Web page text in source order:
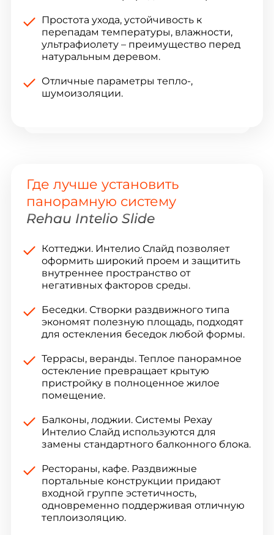
Простота ухода, устойчивость к
перепадам температуры, влажности,
ультрафиолету – преимущество перед
натуральным деревом.
Отличные параметры тепло-,
шумоизоляции.
Где лучше установить
панорамную систему
Rehau Intelio Slide
Коттеджи. Интелио Слайд позволяет
оформить широкий проем и защитить
внутреннее пространство от
негативных факторов среды.
Беседки. Створки раздвижного типа
экономят полезную площадь, подходят
для остекления беседок любой формы.
Террасы, веранды. Теплое панорамное
остекление превращает крытую
пристройку в полноценное жилое
помещение.
Балконы, лоджии. Системы Рехау
Интелио Слайд используются для
замены стандартного балконного блока.
Рестораны, кафе. Раздвижные
портальные конструкции придают
входной группе эстетичность,
одновременно поддерживая отличную
теплоизоляцию.